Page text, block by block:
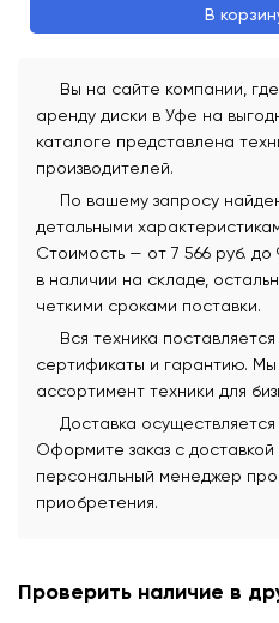
В
Вы на сайте компании, где
аренду диски в Уфе на
каталоге представлена
производителей.
По вашему запросу
детальными
Стоимость — от 7 566 руб.
в наличии на складе,
четкими сроками поставки.
Вся техника
сертификаты и гарантию.
ассортимент техники для
Доставка
Оформите заказ с
персональный менеджер
приобретения.
Проверить наличие в